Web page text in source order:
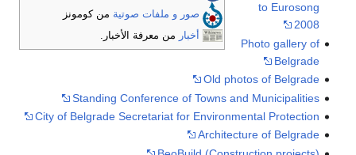
صور و ملفات صوتية من كومونز
أخبار
من معرفة الأخبار.
to Eurosong
2008
Photo gallery of
Belgrade
Old photos of Belgrade
Standing Conference of Towns and Municipalities
City of Belgrade Secretariat for Environmental Protection
Architecture of Belgrade